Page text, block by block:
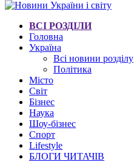
ВСІ РОЗДІЛИ
Головна
Україна
Всі новини розділу
Політика
Місто
Світ
Бізнес
Наука
Шоу-бізнес
Спорт
Lifestyle
БЛОГИ ЧИТАЧІВ